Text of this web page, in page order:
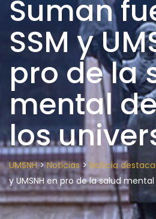
Suman
SSM y
pro de la
mental
los
UMSNH>Noticias> Noticia
y UMSNH en pro de la salud